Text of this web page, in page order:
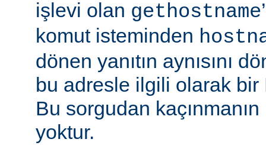
işlevi olan gethostname
komut isteminden
dönen yanıtın aynısını
bu adresle ilgili olarak
Bu sorgudan
yoktur.